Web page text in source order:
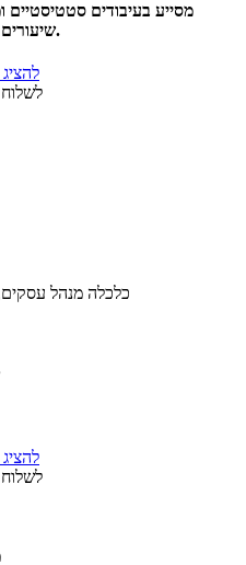
שיעורים פרטיים (ליחיד או לקבוצות קטנות).
כלכלה מנהל